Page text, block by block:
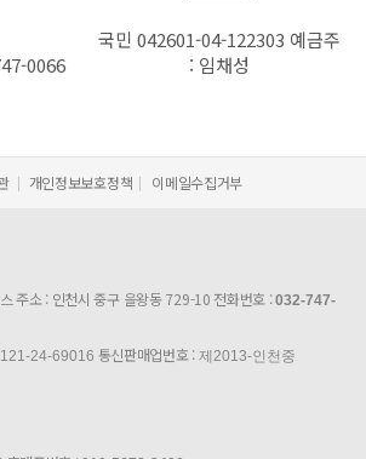
0066
국민 042601-04-122303 예금주
: 임채성
개인정보보호정책 이메일수집거부
주소 : 인천시 중구 을왕동 729-10 전화번호 :032-747-
121-24-69016 통신판매업번호 : 제2013-인천중